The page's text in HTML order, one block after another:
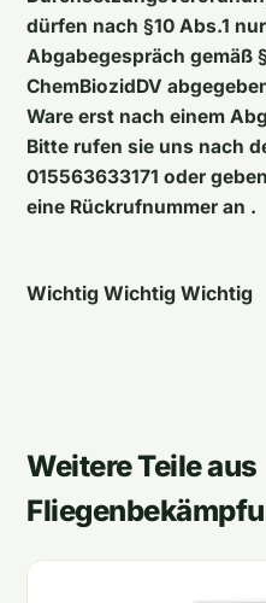
dürfen nach §10 Abs.1
Abgabegespräch gemäß
ChemBiozidDV
Ware erst nach einem
Bitte rufen sie uns nach
015563633171 oder
eine Rückrufnummer an .
Wichtig Wichtig Wichtig
Weitere Teile aus